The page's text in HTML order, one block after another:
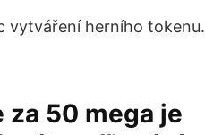
vytváření herního tokenu.
za 50 mega je